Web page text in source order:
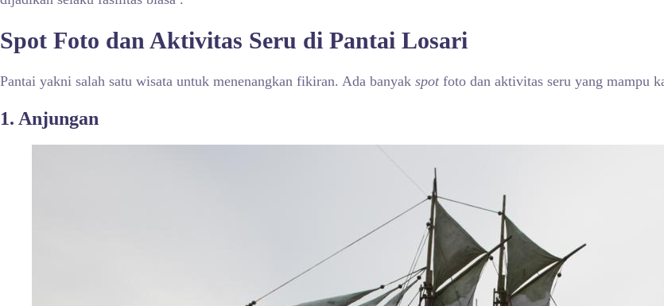
Spot Foto dan Aktivitas Seru di Pantai Losari
Pantai yakni salah satu wisata untuk menenangkan fikiran. Ada banyak spotfoto dan aktivitas seru yang mampu
1. Anjungan